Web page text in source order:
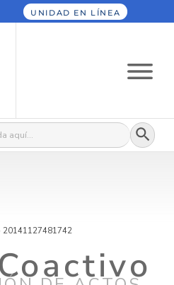
UNIDAD EN LÍNEA
Botón
20141127481742